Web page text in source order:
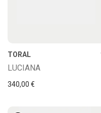
TORAL
LUCIANA
340,00 €